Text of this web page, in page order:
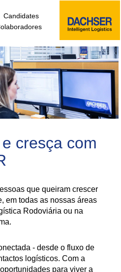
Candidates
cresça com
que queiram crescer
em todas as nossas áreas
Rodoviária ou na
- desde o fluxo de
logísticos. Com a
para viver a